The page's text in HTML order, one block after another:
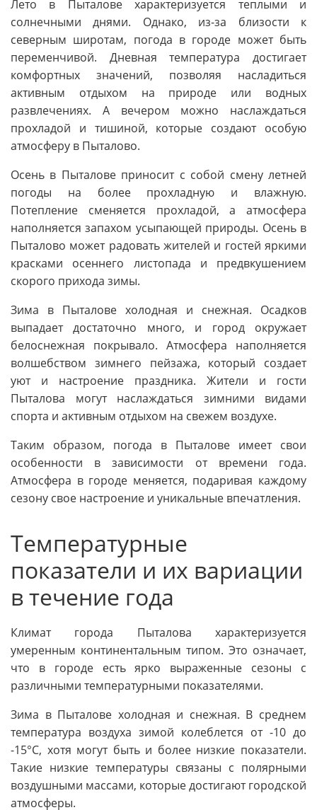
Лето в Пыталове характеризуется теплыми и
солнечными днями. Однако, из-за близости к
северным широтам, погода в городе может быть
переменчивой. Дневная температура достигает
комфортных значений, позволяя насладиться
активным отдыхом на природе или водных
развлечениях. А вечером можно наслаждаться
прохладой и тишиной, которые создают особую
атмосферу в Пыталово.
Осень в Пыталове приносит с собой смену летней
погоды на более прохладную и влажную.
Потепление сменяется прохладой, а атмосфера
наполняется запахом усыпающей природы. Осень в
Пыталово может радовать жителей и гостей яркими
красками осеннего листопада и предвкушением
скорого прихода зимы.
Зима в Пыталове холодная и снежная. Осадков
выпадает достаточно много, и город окружает
белоснежная покрывало. Атмосфера наполняется
волшебством зимнего пейзажа, который создает
уют и настроение праздника. Жители и гости
Пыталова могут наслаждаться зимними видами
спорта и активным отдыхом на свежем воздухе.
Таким образом, погода в Пыталове имеет свои
особенности в зависимости от времени года.
Атмосфера в городе меняется, подаривая каждому
сезону свое настроение и уникальные впечатления.
Температурные
показатели и их вариации
в течение года
Климат города Пыталова характеризуется
умеренным континентальным типом. Это означает,
что в городе есть ярко выраженные сезоны с
различными температурными показателями.
Зима в Пыталове холодная и снежная. В среднем
температура воздуха зимой колеблется от -10 до
-15°C, хотя могут быть и более низкие показатели.
Такие низкие температуры связаны с полярными
воздушными массами, которые достигают городской
атмосферы.